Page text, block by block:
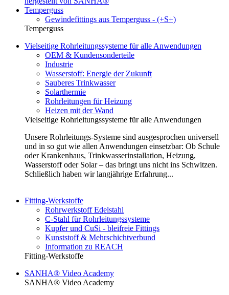
Temperguss
Gewindefittings aus Temperguss - (+S+)
Temperguss
Vielseitige Rohrleitungssysteme für alle Anwendungen
OEM & Kundensonderteile
Industrie
Wasserstoff: Energie der Zukunft
Sauberes Trinkwasser
Solarthermie
Rohrleitungen für Heizung
Heizen mit der Wand
Vielseitige Rohrleitungssysteme für alle Anwendungen
Unsere Rohrleitungs-Systeme sind ausgesprochen universell
und in so gut wie allen Anwendungen einsetzbar: Ob Schule
oder Krankenhaus, Trinkwasserinstallation, Heizung,
Wasserstoff oder Solar – das bringt uns nicht ins Schwitzen.
Schließlich haben wir langjährige Erfahrung...
Fitting-Werkstoffe
Rohrwerkstoff Edelstahl
C-Stahl für Rohrleitungssysteme
Kupfer und CuSi - bleifreie Fittings
Kunststoff & Mehrschichtverbund
Information zu REACH
Fitting-Werkstoffe
SANHA® Video Academy
SANHA® Video Academy